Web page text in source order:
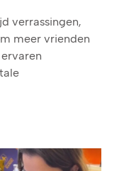
verrassingen,
meer vrienden